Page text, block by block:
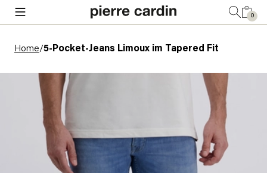
0
Home/5-Pocket-Jeans Limoux im Tapered Fit